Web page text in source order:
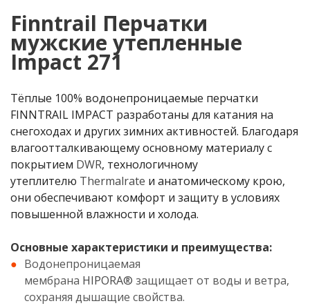
Finntrail Перчатки
мужские утепленные
Impact 271
Тёплые 100% водонепроницаемые перчатки
FINNTRAIL IMPACT разработаны для катания на
снегоходах и других зимних активностей. Благодаря
влагоотталкивающему основному материалу с
покрытием DWR, технологичному
утеплителю Thermalrate и анатомическому крою,
они обеспечивают комфорт и защиту в условиях
повышенной влажности и холода.
Основные характеристики и преимущества:
Водонепроницаемая
мембрана HIPORA® защищает от воды и ветра,
сохраняя дышащие свойства.